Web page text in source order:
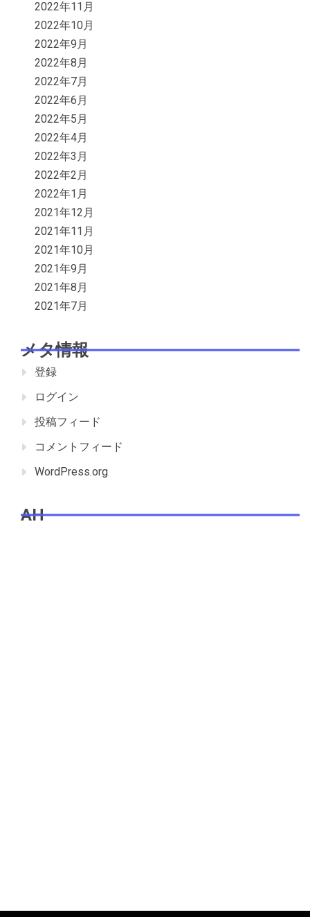
2022年11月
2022年10月
2022年9月
2022年8月
2022年7月
2022年6月
2022年5月
2022年4月
2022年3月
2022年2月
2022年1月
2021年12月
2021年11月
2021年10月
2021年9月
2021年8月
2021年7月
メタ情報
登録
ログイン
投稿フィード
コメントフィード
WordPress.org
AH